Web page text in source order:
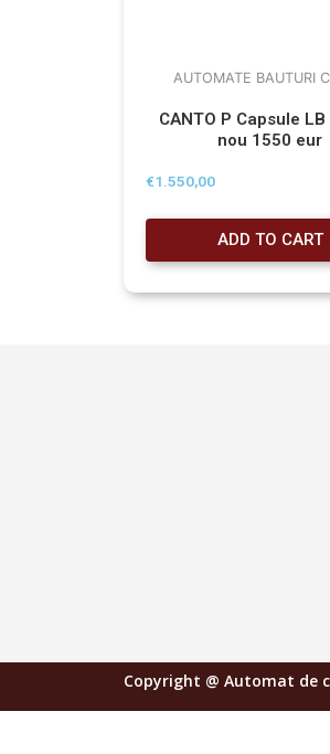
AUTOMATE BAUTURI
CANTO P Capsule
nou 1550 eur
€1.550,00
ADD TO CART
Copyright @ Automat de